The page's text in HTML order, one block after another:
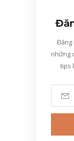
Đăng
những
tips